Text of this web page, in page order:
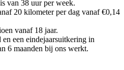
van 38 uur per week.
20 kilometer per dag vanaf €0,14
vanaf 18 jaar.
een eindejaarsuitkering in
6 maanden bij ons werkt.